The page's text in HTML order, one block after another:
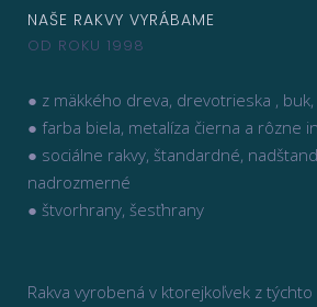
NAŠE RAKVY VYRÁBAME
OD ROKU 1998
● z mäkkého dreva, drevotrieska ,
● farba biela, metalíza čierna a rôzne
● sociálne rakvy, štandardné,
nadrozmerné
● štvorhrany, šesťhrany
Rakva vyrobená v ktorejkoľvek z